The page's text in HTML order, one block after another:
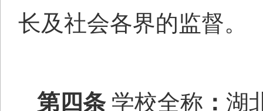
长及社会各界的监督。
第四条 学校全称 ： 湖